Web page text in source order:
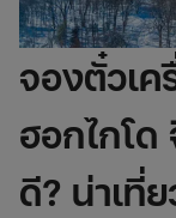
จองตั๋วเค
ฮอกไกโด
ดี? น่าเที่